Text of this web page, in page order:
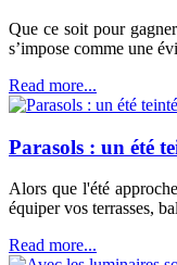
Que ce soit pour
s’impose comme une
Read more...
Parasols : un été
Alors que l'été
équiper vos terrasses,
Read more...